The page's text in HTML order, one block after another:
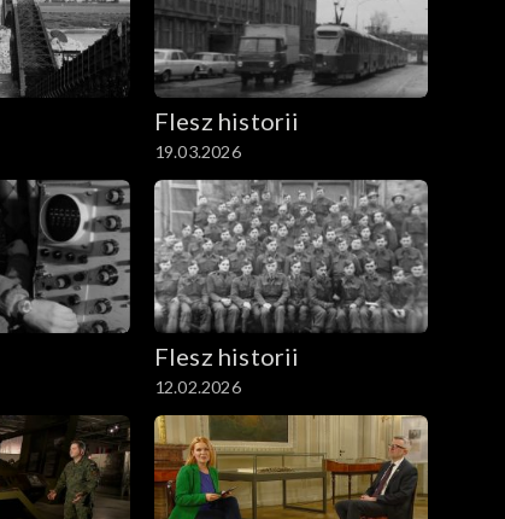
Flesz historii
19.03.2026
Flesz historii
12.02.2026